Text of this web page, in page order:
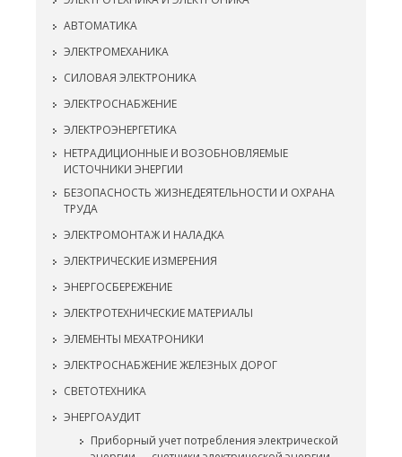
АВТОМАТИКА
ЭЛЕКТРОМЕХАНИКА
СИЛОВАЯ ЭЛЕКТРОНИКА
ЭЛЕКТРОСНАБЖЕНИЕ
ЭЛЕКТРОЭНЕРГЕТИКА
НЕТРАДИЦИОННЫЕ И ВОЗОБНОВЛЯЕМЫЕ
ИСТОЧНИКИ ЭНЕРГИИ
БЕЗОПАСНОСТЬ ЖИЗНЕДЕЯТЕЛЬНОСТИ И ОХРАНА
ТРУДА
ЭЛЕКТРОМОНТАЖ И НАЛАДКА
ЭЛЕКТРИЧЕСКИЕ ИЗМЕРЕНИЯ
ЭНЕРГОСБЕРЕЖЕНИЕ
ЭЛЕКТРОТЕХНИЧЕСКИЕ МАТЕРИАЛЫ
ЭЛЕМЕНТЫ МЕХАТРОНИКИ
ЭЛЕКТРОСНАБЖЕНИЕ ЖЕЛЕЗНЫХ ДОРОГ
СВЕТОТЕХНИКА
ЭНЕРГОАУДИТ
Приборный учет потребления электрической